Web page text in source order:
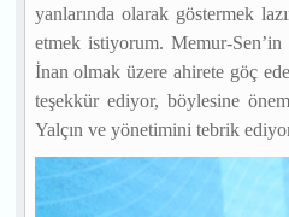
yanlarında olarak göstermek
etmek istiyorum. Memur-
İnan olmak üzere ahirete göç
teşekkür ediyor, böylesine
Yalçın ve yönetimini tebrik